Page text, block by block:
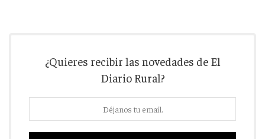
¿Quieres recibir las novedades de El
Diario Rural?